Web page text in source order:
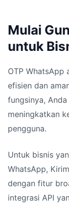
Mulai
untuk
OTP WhatsApp
efisien dan
fungsinya,
meningkatkan
pengguna.
Untuk bisnis
WhatsApp,
dengan fitur
integrasi API